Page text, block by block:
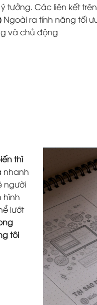
tưởng. Các liên kết trên
Ngoài ra tính năng tối
và chủ động
thì
nhanh
người
hình
lướt
tôi